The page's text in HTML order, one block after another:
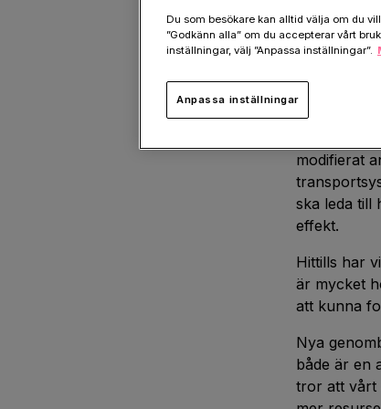
Problemet
min
fungerar, vi
Den
hindrar
modifierat
ska leda till
effekt.
Hittills har
är mycket
att kunna
Nya
både är en
tror att vårt
Du som besökare kan alltid välja om du
”Godkänn alla” om du accepterar vårt
inställningar, välj ”Anpassa inställningar”.
Anpassa inställningar